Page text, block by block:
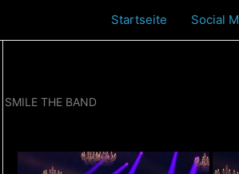
Startseite Social
SMILE THE BAND